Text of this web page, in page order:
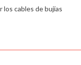
los cables de bujías